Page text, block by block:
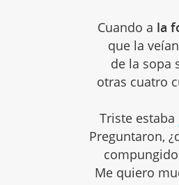
Cuando a la
que la
de la sopa
otras cuatro
Triste estaba
Preguntaron,
Me quiero